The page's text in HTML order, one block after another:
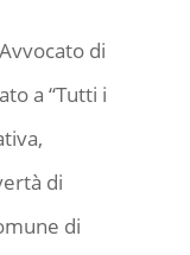
di
a “Tutti i
di
di